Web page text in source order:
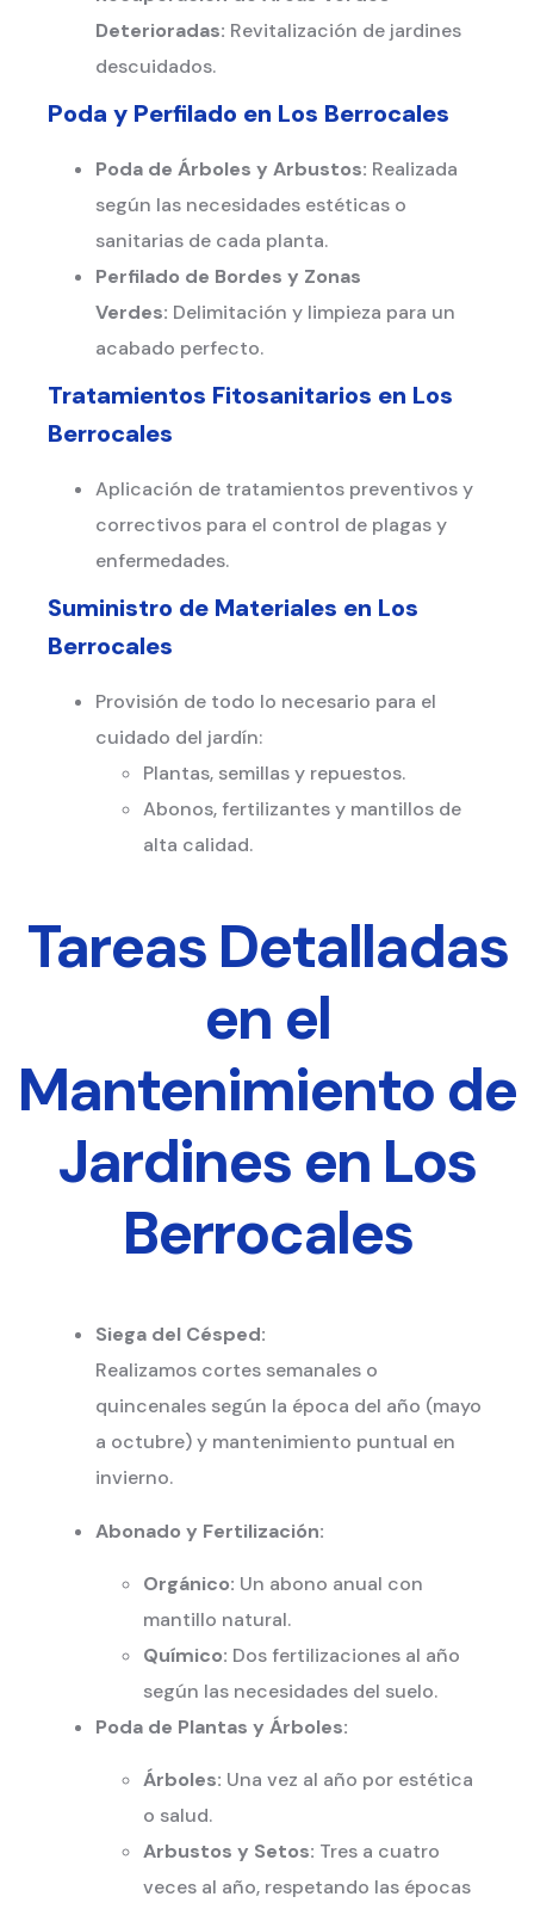
Deterioradas: Revitalización de jardines
descuidados.
Poda y Perfilado en Los Berrocales
Poda de Árboles y Arbustos: Realizada
según las necesidades estéticas o
sanitarias de cada planta.
Perfilado de Bordes y Zonas
Verdes: Delimitación y limpieza para un
acabado perfecto.
Tratamientos Fitosanitarios en Los
Berrocales
Aplicación de tratamientos preventivos y
correctivos para el control de plagas y
enfermedades.
Suministro de Materiales en Los
Berrocales
Provisión de todo lo necesario para el
cuidado del jardín:
Plantas, semillas y repuestos.
Abonos, fertilizantes y mantillos de
alta calidad.
Tareas Detalladas
en el
Mantenimiento de
Jardines en Los
Berrocales
Siega del Césped:
Realizamos cortes semanales o
quincenales según la época del año (mayo
a octubre) y mantenimiento puntual en
invierno.
Abonado y Fertilización:
Orgánico: Un abono anual con
mantillo natural.
Químico: Dos fertilizaciones al año
según las necesidades del suelo.
Poda de Plantas y Árboles:
Árboles: Una vez al año por estética
o salud.
Arbustos y Setos: Tres a cuatro
veces al año, respetando las épocas